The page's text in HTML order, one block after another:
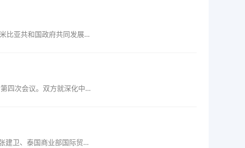
比亚共和国政府共同发展经
四次会议。双方就深化中泰
建卫、泰国商业部国际贸易